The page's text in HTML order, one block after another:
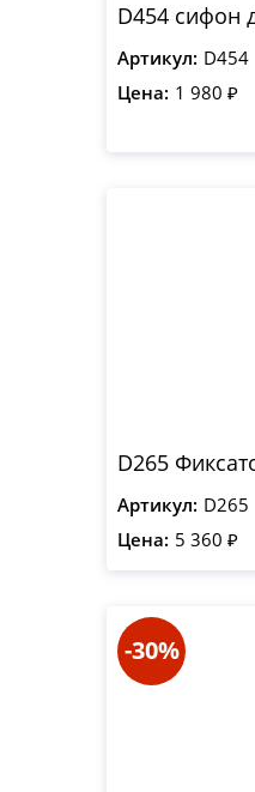
D454 сифон
Артикул: D454
Цена: 1 980 ₽
D265
Артикул: D265
Цена: 5 360 ₽
-30%